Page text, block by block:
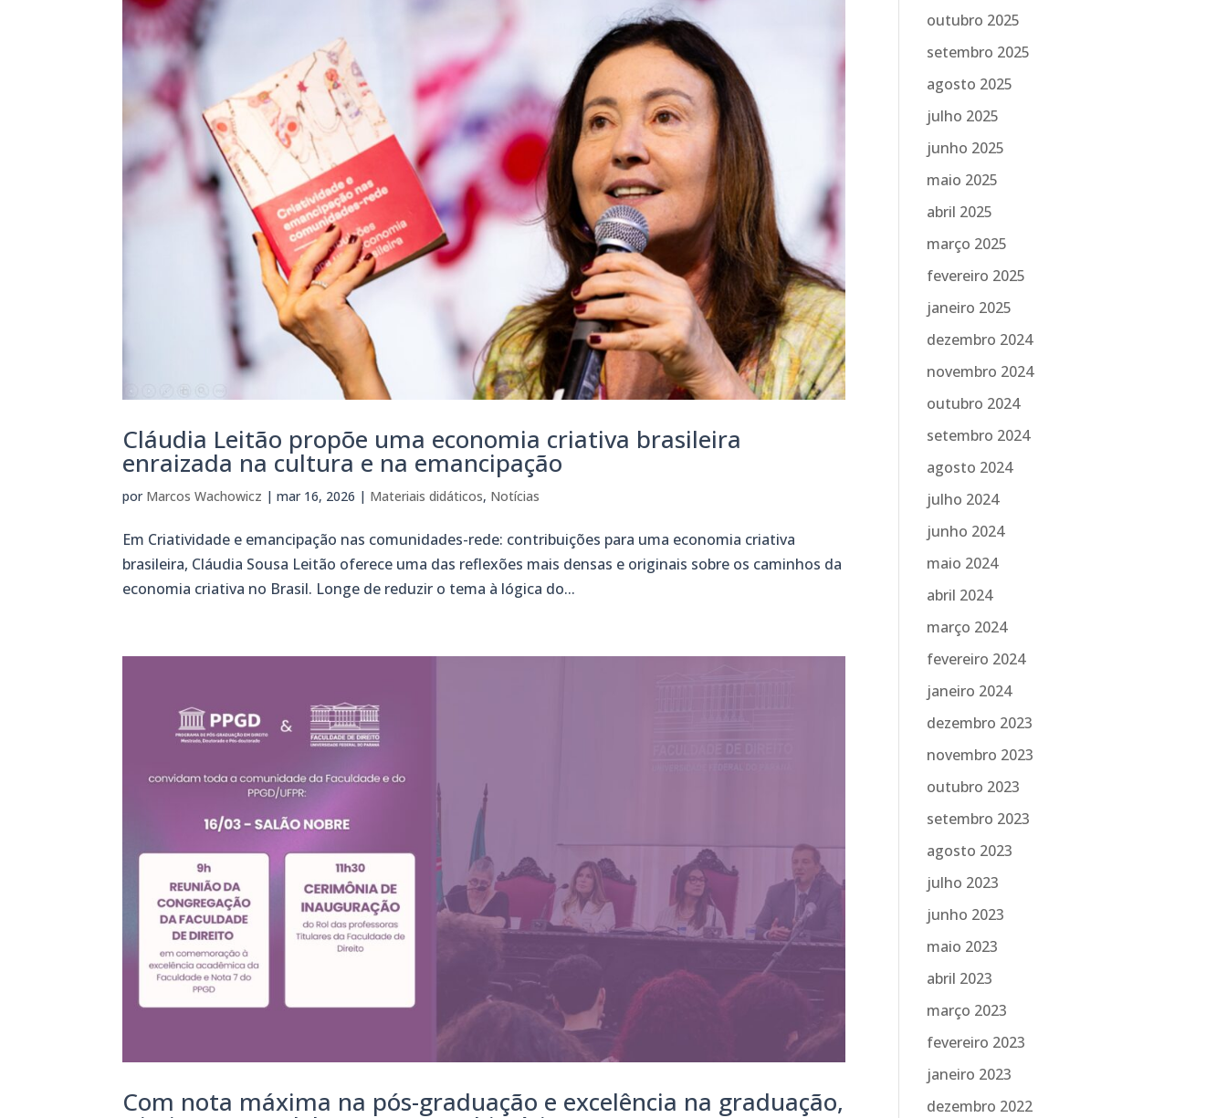
Cláudia Leitão propõe uma economia criativa brasileira
enraizada na cultura e na emancipação
por Marcos Wachowicz |mar 16, 2026 | Materiais didáticos, Notícias
Em Criatividade e emancipação nas comunidades-rede: contribuições para uma economia criativa
brasileira, Cláudia Sousa Leitão oferece uma das reflexões mais densas e originais sobre os caminhos da
economia criativa no Brasil. Longe de reduzir o tema à lógica do...
Com nota máxima na pós-graduação e excelência na graduação,
outubro 2025
setembro 2025
agosto 2025
julho 2025
junho 2025
maio 2025
abril 2025
março 2025
fevereiro 2025
janeiro 2025
dezembro 2024
novembro 2024
outubro 2024
setembro 2024
agosto 2024
julho 2024
junho 2024
maio 2024
abril 2024
março 2024
fevereiro 2024
janeiro 2024
dezembro 2023
novembro 2023
outubro 2023
setembro 2023
agosto 2023
julho 2023
junho 2023
maio 2023
abril 2023
março 2023
fevereiro 2023
janeiro 2023
dezembro 2022